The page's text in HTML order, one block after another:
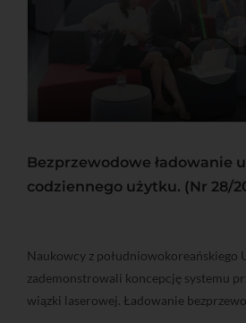
Bezprzewodowe ładowanie
codziennego użytku. (Nr 28/
Naukowcy z południowokoreańskiego
zademonstrowali koncepcję systemu
wiązki laserowej. Ładowanie